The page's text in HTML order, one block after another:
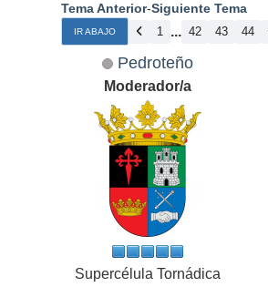
Tema Anterior-Siguiente Tema
IR ABAJO 1 ... 42 43 44
Pedroteño
Moderador/a
Supercélula Tornádica